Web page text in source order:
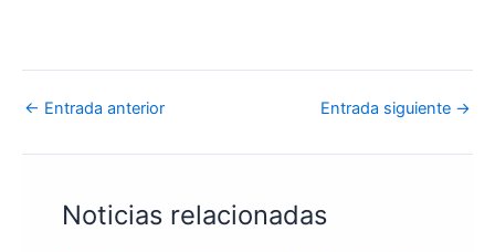
← Entrada anterior Entrada siguiente →
Noticias relacionadas